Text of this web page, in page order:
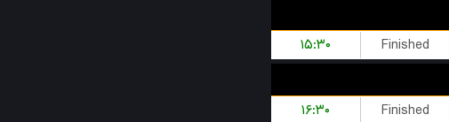
Finished
۱۵:۳۰
Finished
۱۶:۳۰